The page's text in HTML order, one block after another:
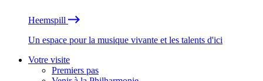
Heemspill
Un espace pour la musique vivante et les talents d'ici
Votre visite
Premiers pas